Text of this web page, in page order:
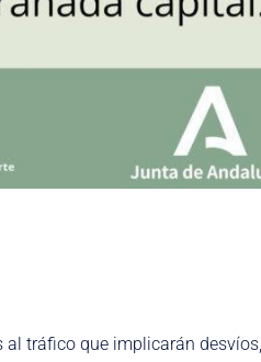
tráfico que implicarán